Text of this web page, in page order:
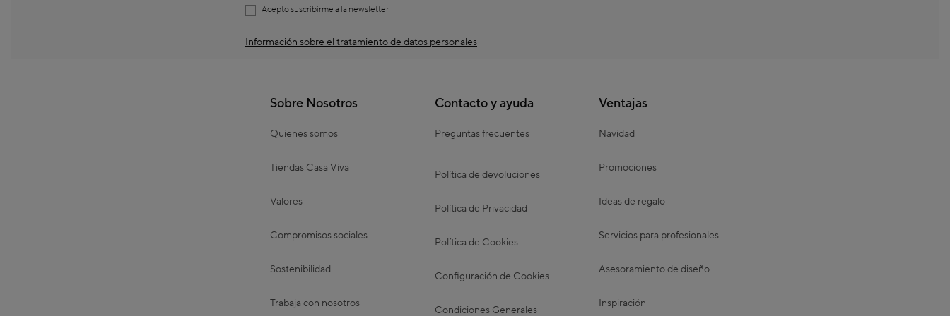
Acepto suscribirme a la newsletter
Información sobre el tratamiento de datos personales
Sobre Nosotros
Quienes somos
Tiendas Casa Viva
Valores
Compromisos sociales
Sostenibilidad
Trabaja con nosotros
Contacto y ayuda
Preguntas frecuentes
Política de devoluciones
Política de Privacidad
Política de Cookies
Configuración de Cookies
Condiciones Generales
Ventajas
Navidad
Promociones
Ideas de regalo
Servicios para profesionales
Asesoramiento de diseño
Inspiración